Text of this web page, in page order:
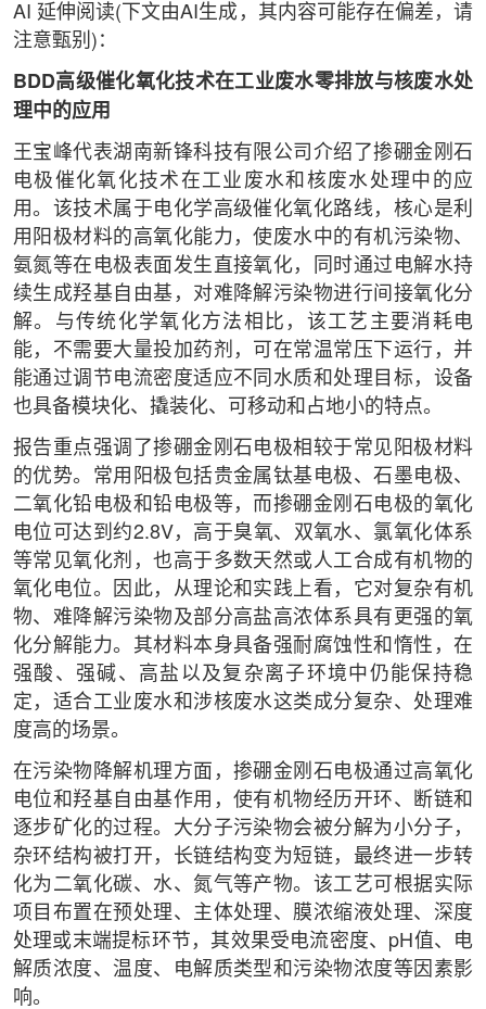
AI 延伸阅读(下文由AI生成，其内容可能存在偏差，请
注意甄别)：
BDD高级催化氧化技术在工业废水零排放与核废水处
理中的应用
王宝峰代表湖南新锋科技有限公司介绍了掺硼金刚石
电极催化氧化技术在工业废水和核废水处理中的应
用。该技术属于电化学高级催化氧化路线，核心是利
用阳极材料的高氧化能力，使废水中的有机污染物、
氨氮等在电极表面发生直接氧化，同时通过电解水持
续生成羟基自由基，对难降解污染物进行间接氧化分
解。与传统化学氧化方法相比，该工艺主要消耗电
能，不需要大量投加药剂，可在常温常压下运行，并
能通过调节电流密度适应不同水质和处理目标，设备
也具备模块化、撬装化、可移动和占地小的特点。
报告重点强调了掺硼金刚石电极相较于常见阳极材料
的优势。常用阳极包括贵金属钛基电极、石墨电极、
二氧化铅电极和铅电极等，而掺硼金刚石电极的氧化
电位可达到约2.8V，高于臭氧、双氧水、氯氧化体系
等常见氧化剂，也高于多数天然或人工合成有机物的
氧化电位。因此，从理论和实践上看，它对复杂有机
物、难降解污染物及部分高盐高浓体系具有更强的氧
化分解能力。其材料本身具备强耐腐蚀性和惰性，在
强酸、强碱、高盐以及复杂离子环境中仍能保持稳
定，适合工业废水和涉核废水这类成分复杂、处理难
度高的场景。
在污染物降解机理方面，掺硼金刚石电极通过高氧化
电位和羟基自由基作用，使有机物经历开环、断链和
逐步矿化的过程。大分子污染物会被分解为小分子，
杂环结构被打开，长链结构变为短链，最终进一步转
化为二氧化碳、水、氮气等产物。该工艺可根据实际
项目布置在预处理、主体处理、膜浓缩液处理、深度
处理或末端提标环节，其效果受电流密度、pH值、电
解质浓度、温度、电解质类型和污染物浓度等因素影
响。